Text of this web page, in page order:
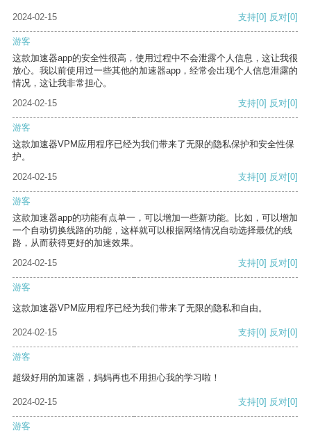
2024-02-15 支持[0] 反对[0]
游客
这款加速器app的安全性很高，使用过程中不会泄露个人信息，这让我很
放心。我以前使用过一些其他的加速器app，经常会出现个人信息泄露的
情况，这让我非常担心。
2024-02-15
支持[0] 反对[0]
游客
这款加速器VPM应用程序已经为我们带来了无限的隐私保护和安全性保
护。
2024-02-15
支持[0] 反对[0]
游客
这款加速器app的功能有点单一，可以增加一些新功能。比如，可以增加
一个自动切换线路的功能，这样就可以根据网络情况自动选择最优的线
路，从而获得更好的加速效果。
2024-02-15
支持[0] 反对[0]
游客
这款加速器VPM应用程序已经为我们带来了无限的隐私和自由。
2024-02-15 支持[0] 反对[0]
游客
超级好用的加速器，妈妈再也不用担心我的学习啦！
2024-02-15 支持[0] 反对[0]
游客